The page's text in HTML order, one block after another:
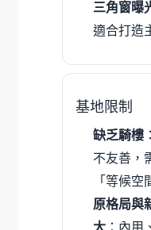
三角窗曝
適合打造
基地限制
缺乏騎樓
不友善，
「等候空
原格局與